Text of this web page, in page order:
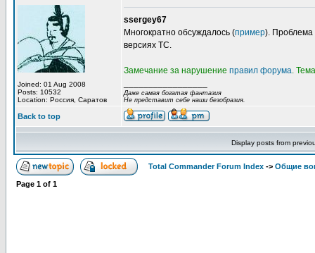
Joined: 01 Aug 2008
Posts: 10532
Location: Россия, Саратов
ssergey67
Многократно обсуждалось (пример). Проблема
версиях TC.
Замечание за нарушение правил форума.
Даже самая богатая фантазия
Не представит себе наши безобразия.
Back to top
Display posts from
Total Commander Forum Index -> Общие
Page 1 of 1